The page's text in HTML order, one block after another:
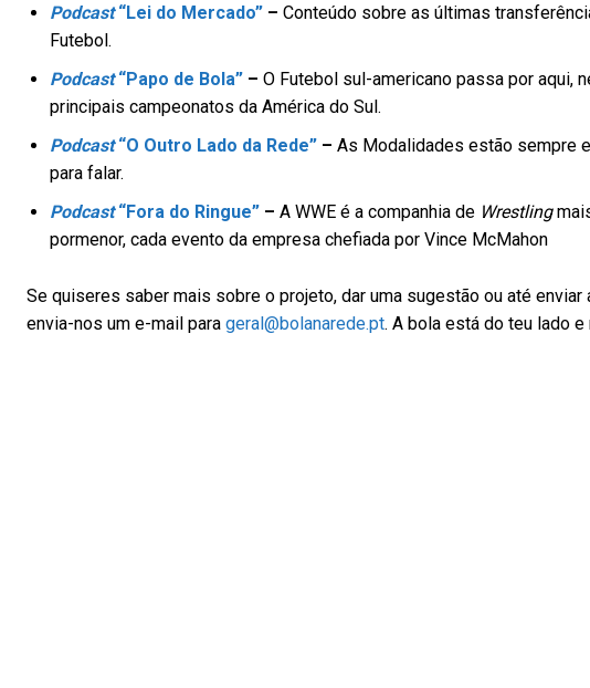
Podcast“Lei do Mercado” – Conteúdo sobre as últimas
Futebol.
Podcast“Papo de Bola” – O Futebol sul-americano passa por aqui,
principais campeonatos da América do Sul.
Podcast“O Outro Lado da Rede” – As Modalidades estão sempre
para falar.
Podcast“Fora do Ringue” – A WWE é a companhia de Wrestling
pormenor, cada evento da empresa chefiada por Vince McMahon
Se quiseres saber mais sobre o projeto, dar uma sugestão ou até
envia-nos um e-mail para geral@bolanarede.pt. A bola está do teu lado